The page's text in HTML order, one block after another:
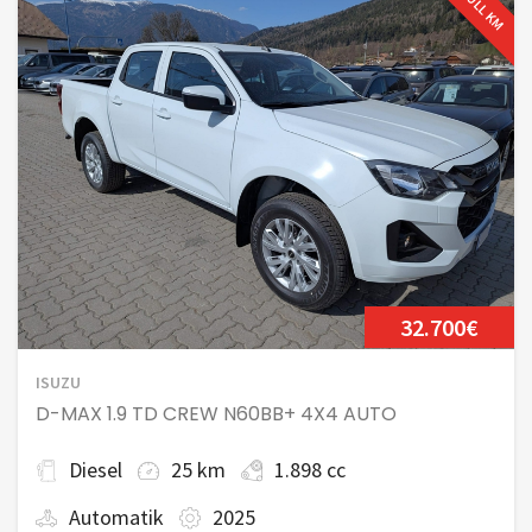
32.700€
ISUZU
D-MAX 1.9 TD CREW N60BB+ 4X4 AUTO
Diesel 25 km
1.898 cc
Automatik
2025